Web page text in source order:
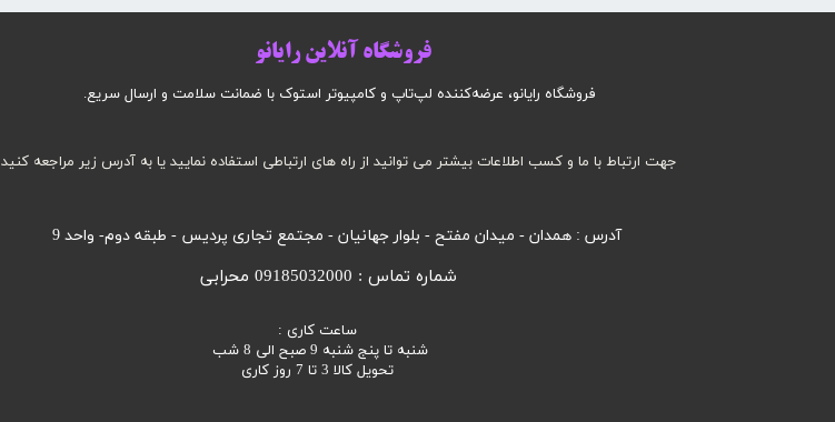
جهت ارتباط با ما و کسب اطلاعات بیشتر می توانید از راه های ارتباطی استفاده نمایید یا به آدرس زیر مراجعه کنید
آدرس : همدان - میدان مفتح - بلوار جهانیان - مجتمع تجاری پردیس - طبقه دوم- واحد 9
ساعت کاری :
شنبه تا پنج شنبه 9 صبح الی 8 شب
تحویل کالا 3 تا 7 روز کاری
شماره تماس : 09185032000 محرابی
فروشگاه رایانو، عرضه‌کننده لپ‌تاپ و کامپیوتر استوک با ضمانت سلامت و ارسال سریع.​​​​​​​​​​​​​​
فروشگاه آنلاین رایانو